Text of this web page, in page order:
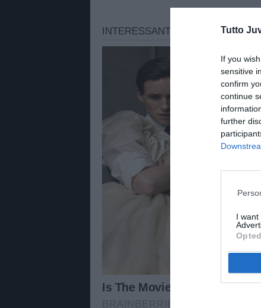
Tutto
If you
sensitive
confirm
continue
further
I